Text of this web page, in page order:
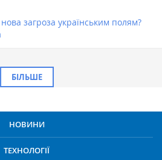
загроза українським полям?
БІЛЬШЕ
НОВИНИ
ТЕХНОЛОГІЇ